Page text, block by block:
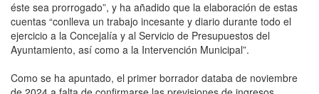
éste sea prorrogado”, y ha añadido que la elaboración de estas
cuentas “conlleva un trabajo incesante y diario durante todo el
ejercicio a la Concejalía y al Servicio de Presupuestos del
Ayuntamiento, así como a la Intervención Municipal”.
Como se ha apuntado, el primer borrador databa de noviembre